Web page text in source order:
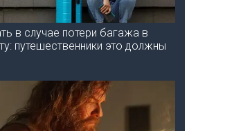
в случае потери багажа в
путешественники это должны